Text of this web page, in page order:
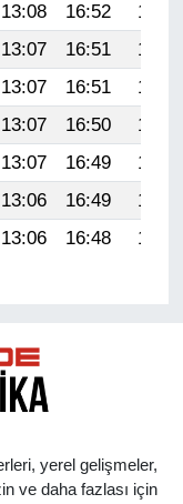
13:08 16:52
19:55
13:07 16:51
19:53
13:07 16:51
19:52
13:07 16:50
19:51
13:07 16:49
19:49
13:06 16:49
19:48
13:06 16:48 19:46
yerel gelişmeler,
ve daha fazlası için